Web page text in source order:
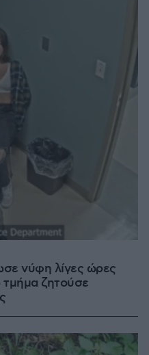
νύφη λίγες ώρες
τμήμα ζητούσε